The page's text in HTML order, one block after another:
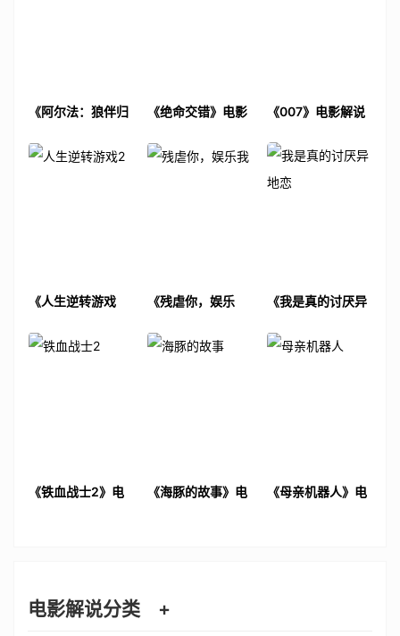
《阿尔法：狼伴归
《绝命交错》电影
《007》电影解说
《人生逆转游戏
《残虐你，娱乐
《我是真的讨厌异
案
《铁血战士2》电
《海豚的故事》电
《母亲机器人》电
电影解说分类 +